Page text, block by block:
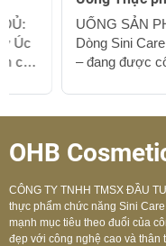
UỐNG SẢN PHẨM
Dòng Sini Care là
– đang được công ty
một điều rất quan trọng. Đối với thực phẩm chức
uống quá liều quá
1 -> 2 viên 1 ngày
OHB
CÔNG TY TNHH TMSX ĐẦU
thực phẩm chức năng Sini
mạnh mục tiêu theo đuổi của
đẹp với công nghệ cao và